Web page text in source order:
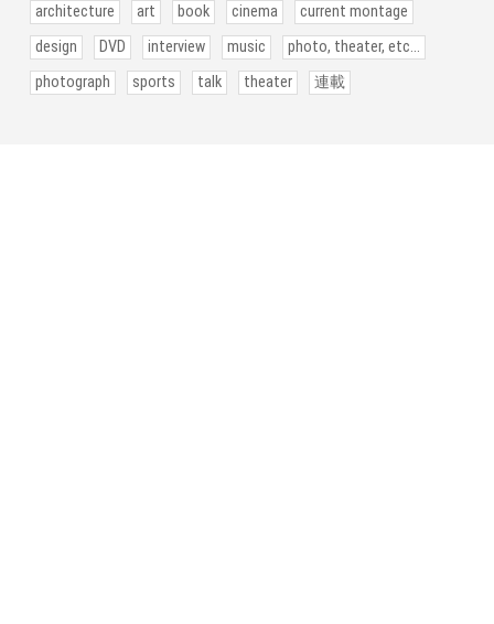
architecture art book cinema
current montage
design
DVD interview music
photo, theater, etc...
photograph
sports talk theater 連載